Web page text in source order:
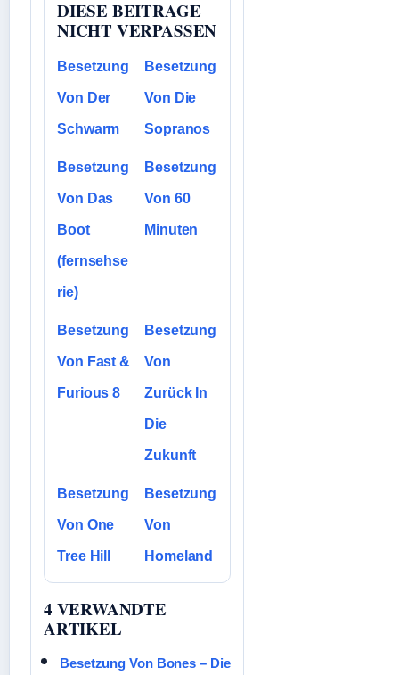
DIESE BEITRAGE
NICHT VERPASSEN
Besetzung
Von Der
Schwarm
Besetzung
Von Die
Sopranos
Besetzung
Von Das
Boot
(fernsehse
rie)
Besetzung
Von 60
Minuten
Besetzung
Von Fast &
Furious 8
Besetzung
Von
Zurück In
Die
Zukunft
Besetzung
Von One
Tree Hill
Besetzung
Von
Homeland
4 VERWANDTE
ARTIKEL
Besetzung Von Bones – Die